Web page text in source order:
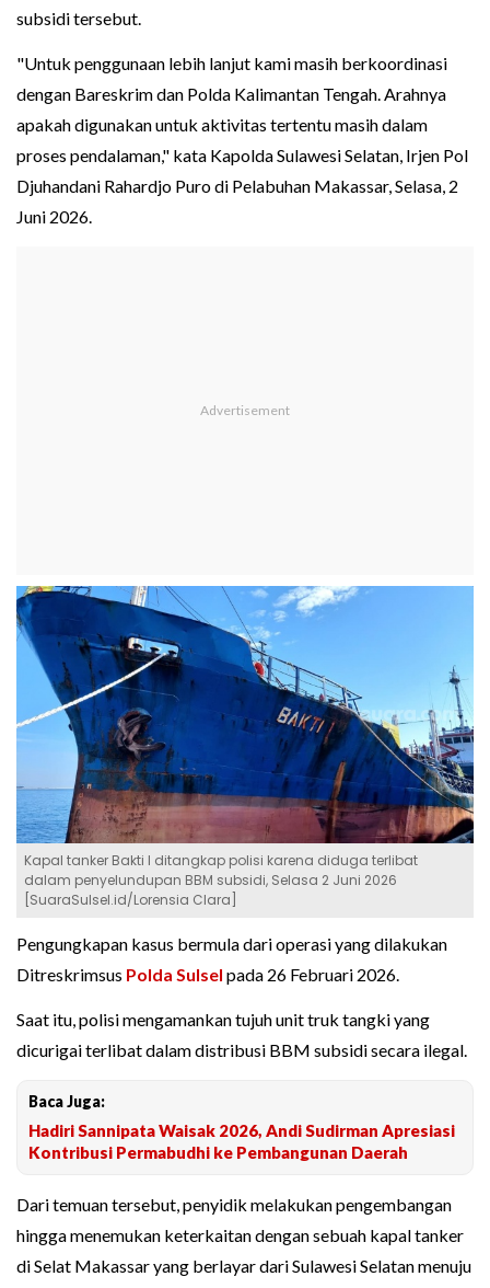
subsidi tersebut.
"Untuk penggunaan lebih lanjut kami masih berkoordinasi
dengan Bareskrim dan Polda Kalimantan Tengah. Arahnya
apakah digunakan untuk aktivitas tertentu masih dalam
proses pendalaman," kata Kapolda Sulawesi Selatan, Irjen Pol
Djuhandani Rahardjo Puro di Pelabuhan Makassar, Selasa, 2
Juni 2026.
Kapal tanker Bakti I ditangkap polisi karena diduga terlibat
dalam penyelundupan BBM subsidi, Selasa 2 Juni 2026
[SuaraSulsel.id/Lorensia Clara]
Pengungkapan kasus bermula dari operasi yang dilakukan
Ditreskrimsus Polda Sulsel pada 26 Februari 2026.
Saat itu, polisi mengamankan tujuh unit truk tangki yang
dicurigai terlibat dalam distribusi BBM subsidi secara ilegal.
Baca Juga:
Hadiri Sannipata Waisak 2026, Andi Sudirman Apresiasi
Kontribusi Permabudhi ke Pembangunan Daerah
Dari temuan tersebut, penyidik melakukan pengembangan
hingga menemukan keterkaitan dengan sebuah kapal tanker
di Selat Makassar yang berlayar dari Sulawesi Selatan menuju